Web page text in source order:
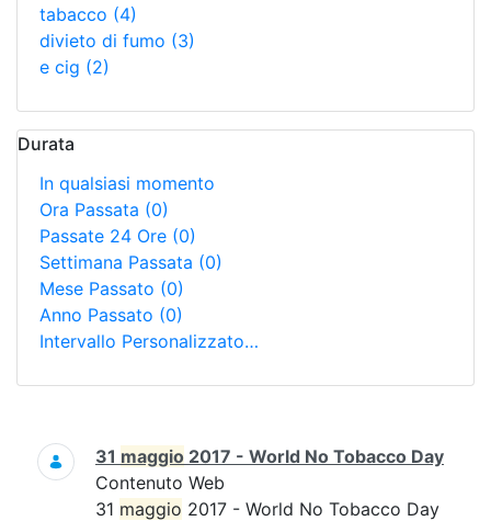
tabacco (4)
divieto di fumo (3)
e cig (2)
Durata
In qualsiasi momento
Ora Passata (0)
Passate 24 Ore (0)
Settimana Passata (0)
Mese Passato (0)
Anno Passato (0)
Intervallo Personalizzato…
Ricerca
31 maggio 2017 - World No Tobacco Day
Contenuto Web
31 maggio 2017 - World No Tobacco Day